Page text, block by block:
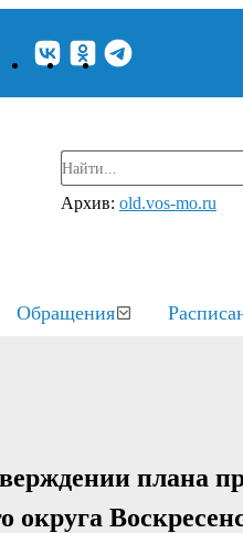
Архив: old.vos-mo.ru
Обращения
плана
округа